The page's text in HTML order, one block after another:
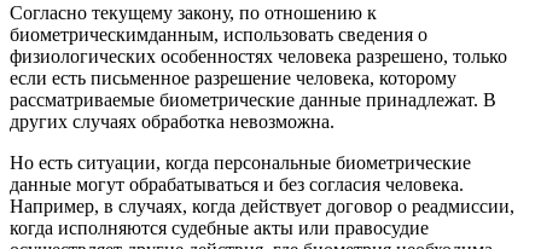
Согласно текущему закону, по отношению к
биометрическимданным, использовать сведения о
физиологических особенностях человека разрешено, только
если есть письменное разрешение человека, которому
рассматриваемые биометрические данные принадлежат. В
других случаях обработка невозможна.
Но есть ситуации, когда персональные биометрические
данные могут обрабатываться и без согласия человека.
Например, в случаях, когда действует договор о реадмиссии,
когда исполняются судебные акты или правосудие